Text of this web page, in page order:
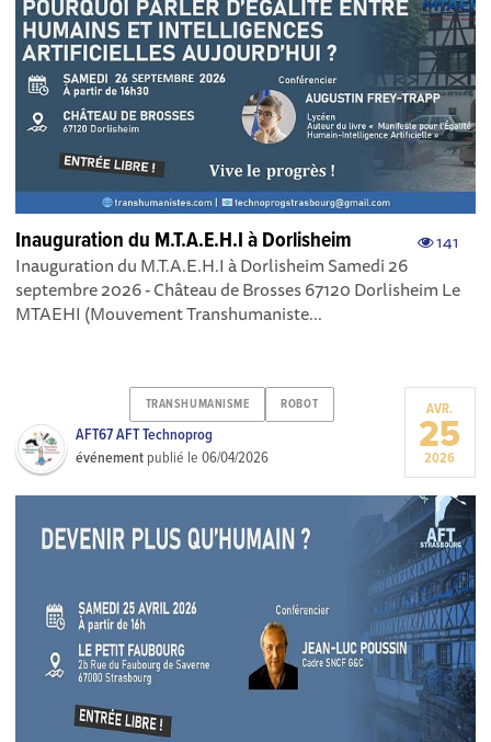
141
Inauguration du M.T.A.E.H.I à Dorlisheim
Inauguration du M.T.A.E.H.I à Dorlisheim Samedi 26
septembre 2026 - Château de Brosses 67120 Dorlisheim Le
MTAEHI (Mouvement Transhumaniste...
TRANSHUMANISME ROBOT
AFT67 AFT Technoprog
événement publié le06/04/2026
AVR.
25
2026